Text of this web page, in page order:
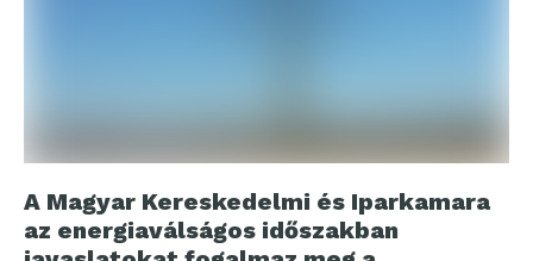
A Magyar Kereskedelmi és Iparkamara
az energiaválságos időszakban